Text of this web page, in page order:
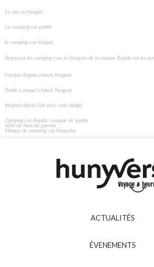
Le van ou fourgon
Le camping-car profilé
le camping-car intégral
Retrouvez les camping-cars et fourgons de la marque Rapido sur les
Fourgon Rapido châssis Peugeot
Profilé compact châssis Peugeot
Intégral châssis Fiat avec voie élargie
Camping-car Rapido : marque de qualité
Véhicule haut de gamme
Marque de camping-car Française
ACTUALITÉS
ÉVENEMENTS